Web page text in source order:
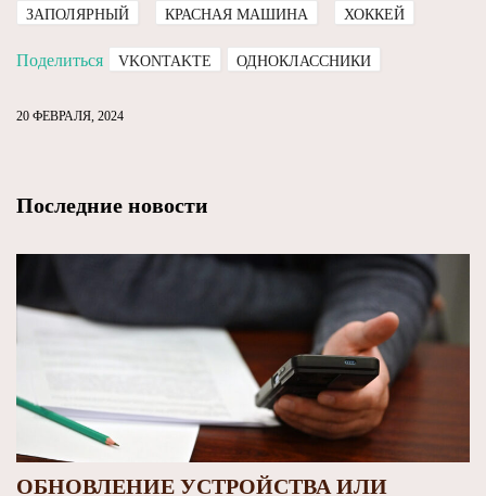
ЗАПОЛЯРНЫЙ КРАСНАЯ МАШИНА ХОККЕЙ
Поделиться VKONTAKTE ОДНОКЛАССНИКИ
20 ФЕВРАЛЯ, 2024
Последние новости
ОБНОВЛЕНИЕ УСТРОЙСТВА ИЛИ